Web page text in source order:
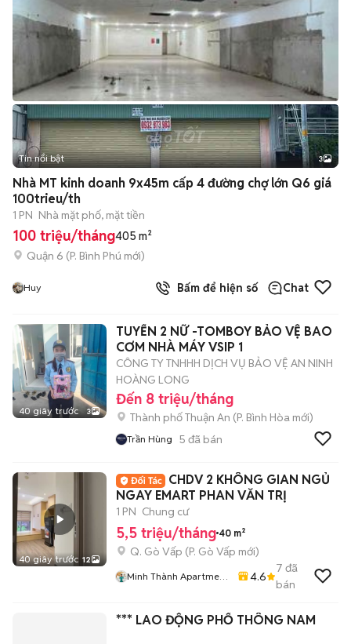
Tin nổi bật 3
Nhà MT kinh doanh 9x45m cấp 4 đường chợ lớn Q6 giá
100trieu/th
1 PN Nhà mặt phố, mặt tiền
100 triệu/tháng405 m²
Quận 6 (P. Bình Phú mới)
Huy Bấm để hiện số Chat
40 giây trước 3
TUYỂN 2 NỮ -TOMBOY BẢO VỆ BAO
CƠM NHÀ MÁY VSIP 1
CÔNG TY TNHHH DỊCH VỤ BẢO VỆ AN NINH
HOÀNG LONG
Đến 8 triệu/tháng
Thành phố Thuận An (P. Bình Hòa mới)
Trần Hùng 5 đã bán
40 giây trước 12
CHDV 2 KHÔNG GIAN NGỦ
NGAY EMART PHAN VĂN TRỊ
1 PN Chung cư
5,5 triệu/tháng 40 m²
Q. Gò Vấp (P. Gò Vấp mới)
Minh Thành Apartment
4.6
7 đã
bán
*** LAO ĐỘNG PHỔ THÔNG NAM